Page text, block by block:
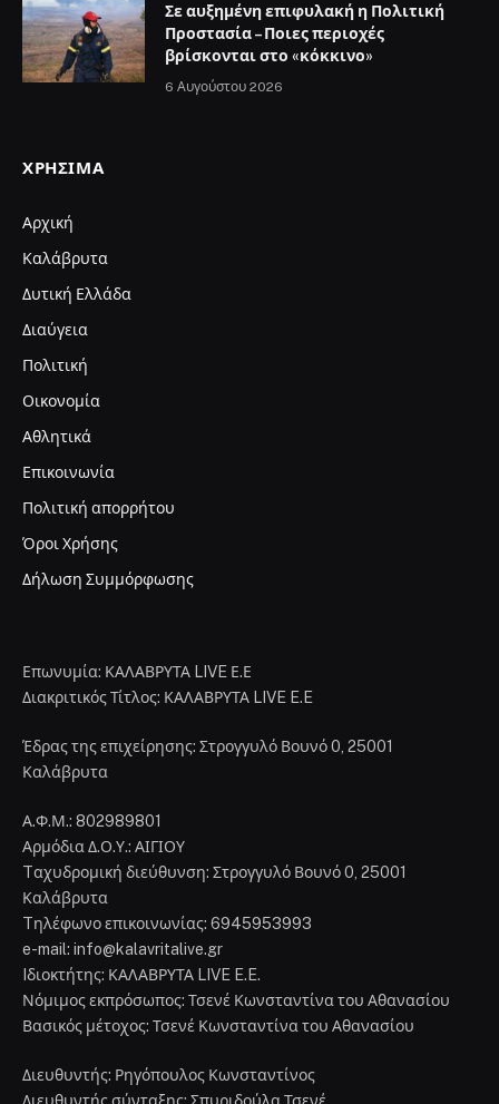
Σε αυξημένη επιφυλακή η Πολιτική
Προστασία – Ποιες περιοχές
βρίσκονται στο «κόκκινο»
6 Αυγούστου 2026
ΧΡΉΣΙΜΑ
Αρχική
Καλάβρυτα
Δυτική Ελλάδα
Διαύγεια
Πολιτική
Οικονομία
Αθλητικά
Επικοινωνία
Πολιτική απορρήτου
Όροι Χρήσης
Δήλωση Συμμόρφωσης
Επωνυμία: ΚΑΛΑΒΡΥΤΑ LIVE Ε.Ε
Διακριτικός Τίτλος: ΚΑΛΑΒΡΥΤΑ LIVE E.E
Έδρας της επιχείρησης: Στρογγυλό Βουνό 0, 25001
Καλάβρυτα
Α.Φ.Μ.: 802989801
Αρμόδια Δ.Ο.Υ.: ΑΙΓΙΟΥ
Tαχυδρομική διεύθυνση: Στρογγυλό Βουνό 0, 25001
Καλάβρυτα
Tηλέφωνο επικοινωνίας: 6945953993
e-mail: info@kalavritalive.gr
Iδιοκτήτης: ΚΑΛΑΒΡΥΤΑ LIVE E.E.
Νόμιμος εκπρόσωπος: Τσενέ Κωνσταντίνα του Αθανασίου
Βασικός μέτοχος: Τσενέ Κωνσταντίνα του Αθανασίου
Διευθυντής: Ρηγόπουλος Κωνσταντίνος